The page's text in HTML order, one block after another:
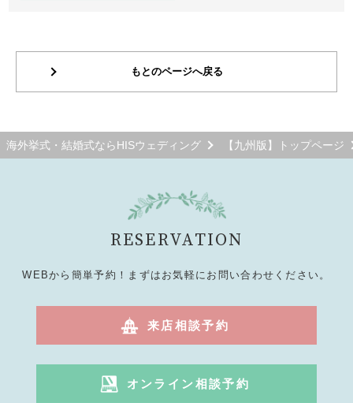
もとのページへ戻る
海外挙式・結婚式ならHISウェディング 【九州版】トップページ
RESERVATION
WEBから簡単予約！まずはお気軽にお問い合わせください。
来店相談予約
オンライン相談予約